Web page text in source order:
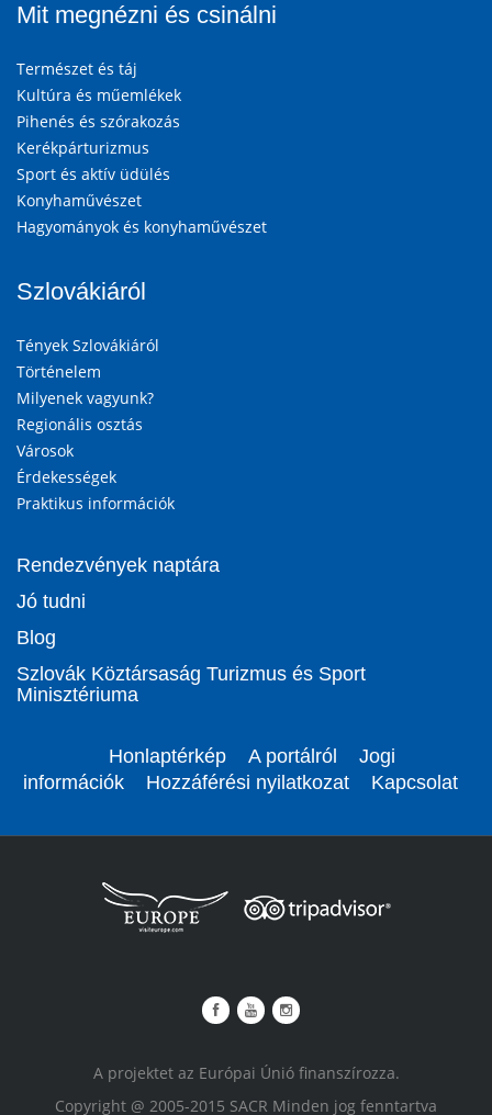
Mit megnézni és csinálni
Természet és táj
Kultúra és műemlékek
Pihenés és szórakozás
Kerékpárturizmus
Sport és aktív üdülés
Konyhaművészet
Hagyományok és konyhaművészet
Szlovákiáról
Tények Szlovákiáról
Történelem
Milyenek vagyunk?
Regionális osztás
Városok
Érdekességek
Praktikus információk
Rendezvények naptára
Jó tudni
Blog
Szlovák Köztársaság Turizmus és Sport
Minisztériuma
Honlaptérkép A portálról
Jogi
információk
Hozzáférési nyilatkozat Kapcsolat
A projektet az Európai Únió finanszírozza.
Copyright @ 2005-2015 SACR Minden jog fenntartva